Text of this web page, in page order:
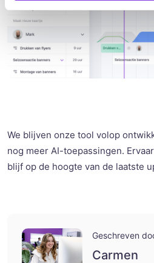
We blijven onze tool volop
nog meer AI-toepassingen.
blijf op de hoogte van de laatste
Geschreven
Carmen